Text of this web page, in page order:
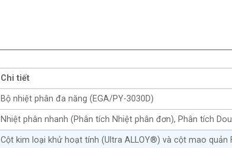
Chi tiết
Bộ nhiệt phân đa năng (EGA/PY-3030D)
Nhiệt phân nhanh (Phân tích Nhiệt phân đơn), Phân tích
Cột kim loại khử hoạt tính (Ultra ALLOY®) và cột mao quản